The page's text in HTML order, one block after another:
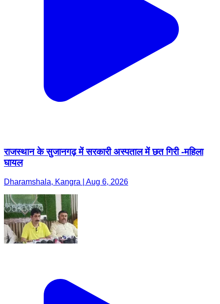
राजस्थान के सुजानगढ़ में सरकारी अस्पताल में छत गिरी -महिला
घायल
Dharamshala, Kangra | Aug 6, 2026